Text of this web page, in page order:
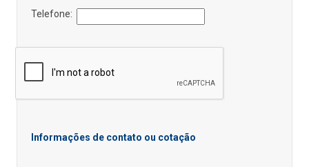
Telefone:
Informações de contato ou cotação